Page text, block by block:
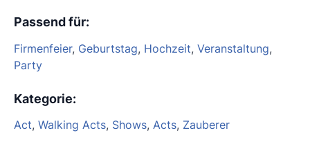
Passend für:
Firmenfeier, Geburtstag, Hochzeit, Veranstaltung,
Party
Kategorie:
Act, Walking Acts, Shows, Acts, Zauberer